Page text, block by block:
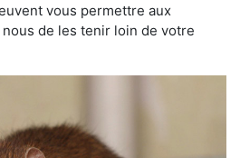
vous permettre aux
de les tenir loin de votre